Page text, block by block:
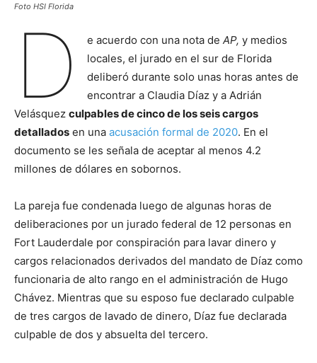
Foto HSI Florida
D e acuerdo con una nota de AP, y medios
locales, el jurado en el sur de Florida
deliberó durante solo unas horas antes de
encontrar a Claudia Díaz y a Adrián
Velásquez culpables de cinco de los seis cargos
detallados en una acusación formal de 2020. En el
documento se les señala de aceptar al menos 4.2
millones de dólares en sobornos.
La pareja fue condenada luego de algunas horas de
deliberaciones por un jurado federal de 12 personas en
Fort Lauderdale por conspiración para lavar dinero y
cargos relacionados derivados del mandato de Díaz como
funcionaria de alto rango en el administración de Hugo
Chávez. Mientras que su esposo fue declarado culpable
de tres cargos de lavado de dinero, Díaz fue declarada
culpable de dos y absuelta del tercero.